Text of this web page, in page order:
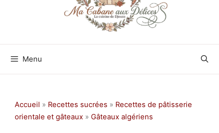
Menu
Accueil » Recettes sucrées » Recettes de pâtisserie
orientale et gâteaux » Gâteaux algériens